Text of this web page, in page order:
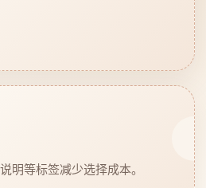
明等标签减少选择成本。